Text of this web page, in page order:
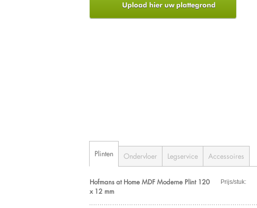
Upload hier uw plattegrond
Plinten Ondervloer Legservice Accessoires
Hofmans at Home MDF Moderne Plint 120
x 12 mm
Prijs/stuk: